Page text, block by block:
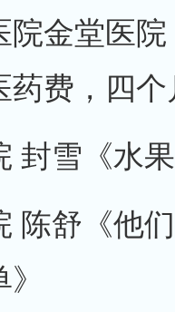
院金堂医
药费，四
封雪《水
陈舒《他